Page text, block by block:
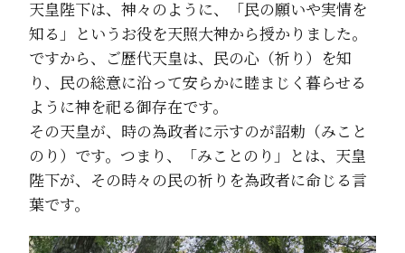
天皇陛下は、神々のように、「民の願いや実情を
知る」というお役を天照大神から授かりました。
ですから、ご歴代天皇は、民の心（祈り）を知
り、民の総意に沿って安らかに睦まじく暮らせる
ように神を祀る御存在です。
その天皇が、時の為政者に示すのが詔勅（みこと
のり）です。つまり、「みことのり」とは、天皇
陛下が、その時々の民の祈りを為政者に命じる言
葉です。